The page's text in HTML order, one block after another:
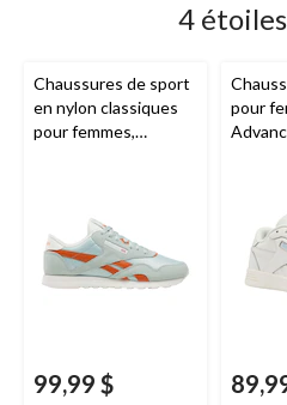
4
Chaussures de sport
en nylon classiques
pour femmes,
99,99 $
pour